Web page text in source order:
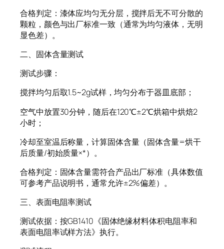
合格判定：漆体应均匀无分层，搅拌后无不可分散的
颗粒，颜色与出厂标准一致（通常为均匀液体，无明
显色差）。
二、固体含量测试
测试步骤：
搅拌均匀后取1.5~2g试样，均匀分布于器皿底部；
空气中放置30分钟，随后在120℃±2℃烘箱中烘焙2
小时；
冷却至室温后称量，计算固体含量（固体含量=烘干
后质量/初始质量×*）。
合格判定：固体含量需符合产品出厂标准（具体数值
可参考产品说明书，通常允许±2%偏差）。
三、表面电阻率测试
测试依据：按GB1410《固体绝缘材料体积电阻率和
表面电阻率试样方法》执行。